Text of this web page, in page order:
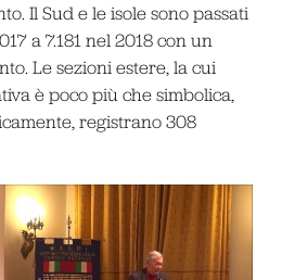
Il Sud e le isole sono passati
a 7.181 nel 2018 con un
Le sezioni estere, la cui
è poco più che simbolica,
registrano 308